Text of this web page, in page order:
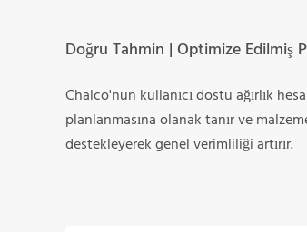
Doğru Tahmin | Optimize Edilmiş
Chalco'nun kullanıcı dostu ağırlık
planlanmasına olanak tanır ve
destekleyerek genel verimliliği artırır.